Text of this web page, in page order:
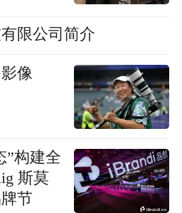
限公司简介
像
”构建全
斯莫
节